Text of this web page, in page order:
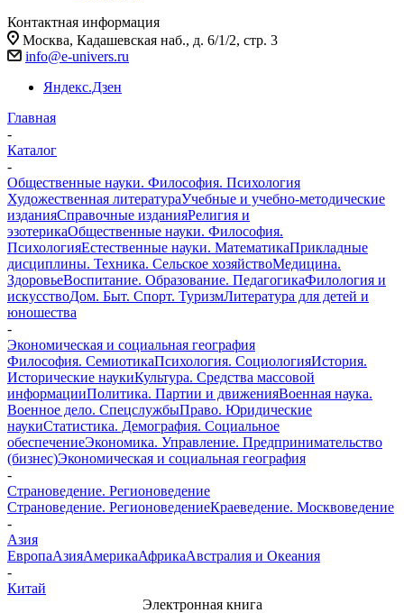
Контактная информация
Москва, Кадашевская наб., д. 6/1/2, стр. 3
info@e-univers.ru
Яндекс.Дзен
Главная
-
Каталог
-
Общественные науки. Философия. Психология
Художественная литератураУчебные и учебно-методические
изданияСправочные изданияРелигия и
эзотерикаОбщественные науки. Философия.
ПсихологияЕстественные науки. МатематикаПрикладные
дисциплины. Техника. Сельское хозяйствоМедицина.
ЗдоровьеВоспитание. Образование. ПедагогикаФилология и
искусствоДом. Быт. Спорт. ТуризмЛитература для детей и
юношества
-
Экономическая и социальная география
Философия. СемиотикаПсихология. СоциологияИстория.
Исторические наукиКультура. Средства массовой
информацииПолитика. Партии и движенияВоенная наука.
Военное дело. СпецслужбыПраво. Юридические
наукиСтатистика. Демография. Социальное
обеспечениеЭкономика. Управление. Предпринимательство
(бизнес)Экономическая и социальная география
-
Страноведение. Регионоведение
Страноведение. РегионоведениеКраеведение. Москвоведение
-
Азия
ЕвропаАзияАмерикаАфрикаАвстралия и Океания
-
Китай
Электронная книга